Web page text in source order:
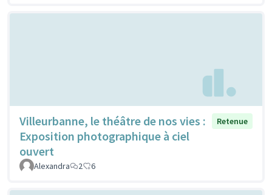
Villeurbanne, le théâtre de nos vies :
Exposition photographique à ciel
ouvert
Retenue
Alexandra 2 6